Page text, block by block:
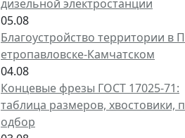
дизельной электростанции
05.08
Благоустройство территории в П
етропавловске-Камчатском
04.08
Концевые фрезы ГОСТ 17025-71:
таблица размеров, хвостовики, п
одбор